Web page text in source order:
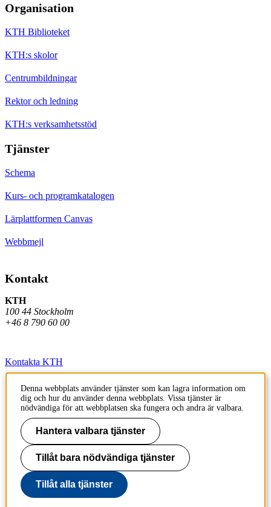
Organisation
KTH Biblioteket
KTH:s skolor
Centrumbildningar
Rektor och ledning
KTH:s verksamhetsstöd
Tjänster
Schema
Kurs- och programkatalogen
Lärplattformen Canvas
Webbmejl
Kontakt
KTH
100 44 Stockholm
+46 8 790 60 00
Kontakta KTH
Jobba på KTH
Press och media
Faktura och betalning KTH
Om KTH:s webbplatser
Tillgänglighetsredogörelse
Denna webbplats använder tjänster som kan lagra information om
dig och hur du använder denna webbplats. Vissa tjänster är
nödvändiga för att webbplatsen ska fungera och andra är valbara.
Hantera valbara tjänster
Tillåt bara nödvändiga tjänster
Tillåt alla tjänster